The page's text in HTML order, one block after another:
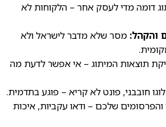
דומה מדי לעסק אחר – הלקוחות לא
והקהל: מסר שלא מדבר לישראל ולא
תוצאות המיתוג – אי אפשר לדעת מה
לוגו חובבני, פונט לא קריא – פוגע בתדמית.
שלכם – ודאו עקביות, איכות